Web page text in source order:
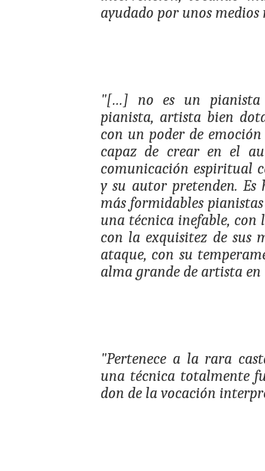
ayudado por unos
"[…] no es un pianista
pianista, artista bien
con un poder de
capaz de crear en el
comunicación espiritual
y su autor pretenden.
más formidables
una técnica inefable, con
con la exquisitez de sus
ataque, con su
alma grande de artista
"Pertenece a la rara
una técnica totalmente
don de la vocación